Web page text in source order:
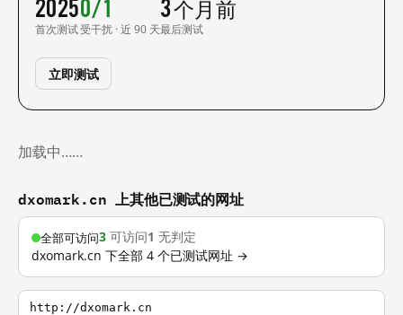
2025
首次测试
0/1
受干扰 · 近 90 天
3 个月前
最后测试
立即测试
加载中……
dxomark.cn 上其他已测试的网址
全部可访问3 可访问1 无判定
dxomark.cn 下全部 4 个已测试网址 →
http://dxomark.cn